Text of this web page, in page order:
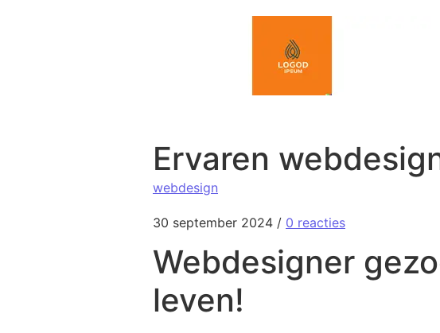
Ervaren
webdesign
30 september 2024 / 0 reacties
Webdesigner
leven!